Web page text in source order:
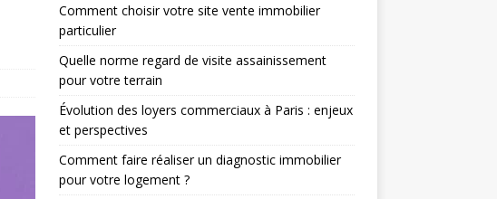
Comment choisir votre site vente immobilier
particulier
Quelle norme regard de visite assainissement
pour votre terrain
Évolution des loyers commerciaux à Paris : enjeux
et perspectives
Comment faire réaliser un diagnostic immobilier
pour votre logement ?